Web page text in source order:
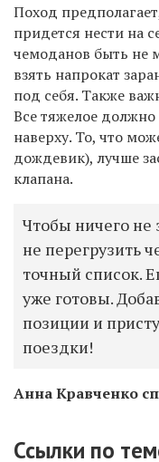
Поход
придется нести на
чемоданов быть не
взять напрокат
под себя. Также
Все тяжелое должно
наверху. То, что
дождевик), лучше
клапана.
Чтобы ничего не
не перегрузить
точный список.
уже готовы.
позиции и
поездки!
Анна Кравченко
Ссылки по